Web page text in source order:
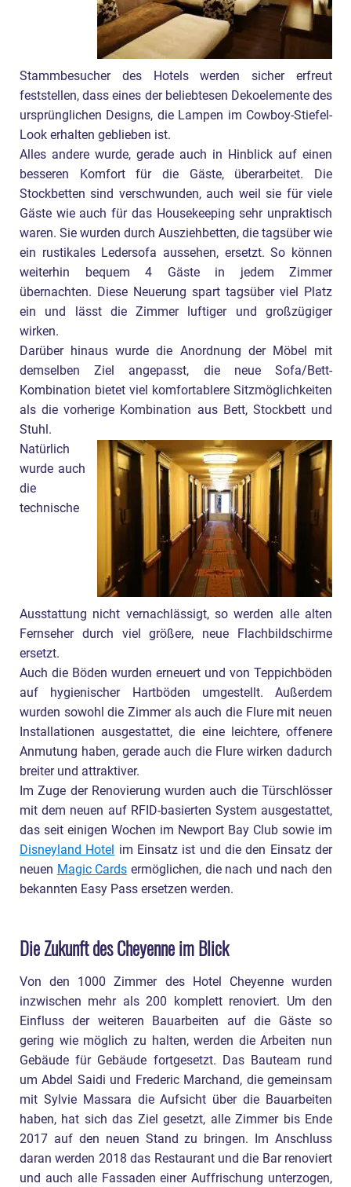
Stammbesucher des Hotels werden sicher erfreut
feststellen, dass eines der beliebtesen Dekoelemente des
ursprünglichen Designs, die Lampen im Cowboy-Stiefel-
Look erhalten geblieben ist.
Alles andere wurde, gerade auch in Hinblick auf einen
besseren Komfort für die Gäste, überarbeitet. Die
Stockbetten sind verschwunden, auch weil sie für viele
Gäste wie auch für das Housekeeping sehr unpraktisch
waren. Sie wurden durch Ausziehbetten, die tagsüber wie
ein rustikales Ledersofa aussehen, ersetzt. So können
weiterhin bequem 4 Gäste in jedem Zimmer
übernachten. Diese Neuerung spart tagsüber viel Platz
ein und lässt die Zimmer luftiger und großzügiger
wirken.
Darüber hinaus wurde die Anordnung der Möbel mit
demselben Ziel angepasst, die neue Sofa/Bett-
Kombination bietet viel komfortablere Sitzmöglichkeiten
als die vorherige Kombination aus Bett, Stockbett und
Stuhl.
Natürlich
wurde auch
die
technische
Ausstattung nicht vernachlässigt, so werden alle alten
Fernseher durch viel größere, neue Flachbildschirme
ersetzt.
Auch die Böden wurden erneuert und von Teppichböden
auf hygienischer Hartböden umgestellt. Außerdem
wurden sowohl die Zimmer als auch die Flure mit neuen
Installationen ausgestattet, die eine leichtere, offenere
Anmutung haben, gerade auch die Flure wirken dadurch
breiter und attraktiver.
Im Zuge der Renovierung wurden auch die Türschlösser
mit dem neuen auf RFID-basierten System ausgestattet,
das seit einigen Wochen im Newport Bay Club sowie im
Disneyland Hotel
im Einsatz ist und die den Einsatz der
neuen Magic Cards ermöglichen, die nach und nach den
bekannten Easy Pass ersetzen werden.
Die Zukunft des Cheyenne im Blick
Von den 1000 Zimmer des Hotel Cheyenne wurden
inzwischen mehr als 200 komplett renoviert. Um den
Einfluss der weiteren Bauarbeiten auf die Gäste so
gering wie möglich zu halten, werden die Arbeiten nun
Gebäude für Gebäude fortgesetzt. Das Bauteam rund
um Abdel Saidi und Frederic Marchand, die gemeinsam
mit Sylvie Massara die Aufsicht über die Bauarbeiten
haben, hat sich das Ziel gesetzt, alle Zimmer bis Ende
2017 auf den neuen Stand zu bringen. Im Anschluss
daran werden 2018 das Restaurant und die Bar renoviert
und auch alle Fassaden einer Auffrischung unterzogen,